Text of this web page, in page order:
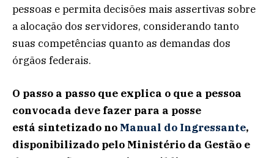
pessoas e permita decisões mais assertivas sobre
a alocação dos servidores, considerando tanto
suas competências quanto as demandas dos
órgãos federais.
O passo a passo que explica o que a pessoa
convocada deve fazer para a posse
está sintetizado no Manual do Ingressante,
disponibilizado pelo Ministério da Gestão e